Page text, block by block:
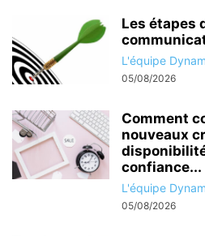
Les étapes
L'équipe
05/08/2026
Comment
nouveaux
confiance...
L'équipe
05/08/2026